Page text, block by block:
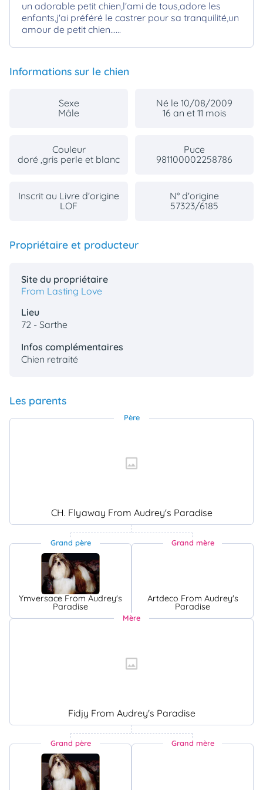
un adorable petit chien,l'ami de tous,adore les
enfants,j'ai préféré le castrer pour sa tranquilité,un
amour de petit chien......
Informations sur le chien
Sexe
Mâle
Né le 10/08/2009
16 an et 11 mois
Couleur
doré ,gris perle et blanc
Puce
981100002258786
Inscrit au Livre d'origine
LOF
N° d'origine
57323/6185
Propriétaire et producteur
Site du propriétaire
From Lasting Love
Lieu
72 - Sarthe
Infos complémentaires
Chien retraité
Les parents
Père
CH. Flyaway From Audrey's Paradise
Grand père
Ymversace From Audrey's
Paradise
Grand mère
Artdeco From Audrey's
Paradise
Mère
Fidjy From Audrey's Paradise
Grand père Grand mère